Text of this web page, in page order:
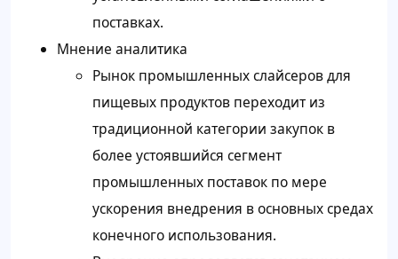
поставках.
Мнение аналитика
Рынок промышленных слайсеров для
пищевых продуктов переходит из
традиционной категории закупок в
более устоявшийся сегмент
промышленных поставок по мере
ускорения внедрения в основных средах
конечного использования.